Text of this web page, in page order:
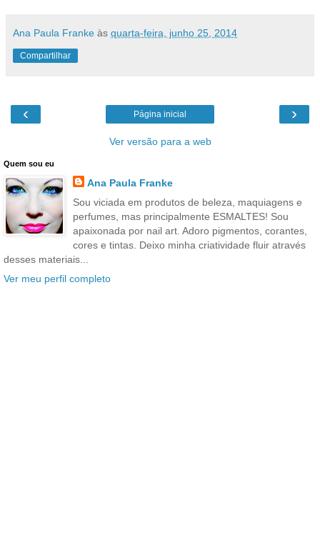
Ana Paula Franke às quarta-feira, junho 25, 2014
Compartilhar
‹ ›
Página inicial
Ver versão para a web
Quem sou eu
Ana Paula Franke
Sou viciada em produtos de beleza, maquiagens e
perfumes, mas principalmente ESMALTES! Sou
apaixonada por nail art. Adoro pigmentos, corantes,
cores e tintas. Deixo minha criatividade fluir através
desses materiais...
Ver meu perfil completo